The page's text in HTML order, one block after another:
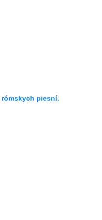
rómskych piesní.